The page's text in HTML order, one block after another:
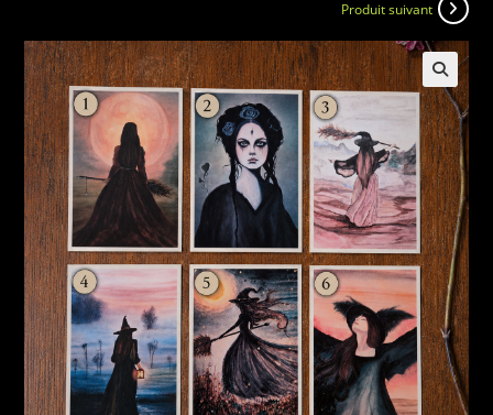
Produit suivant